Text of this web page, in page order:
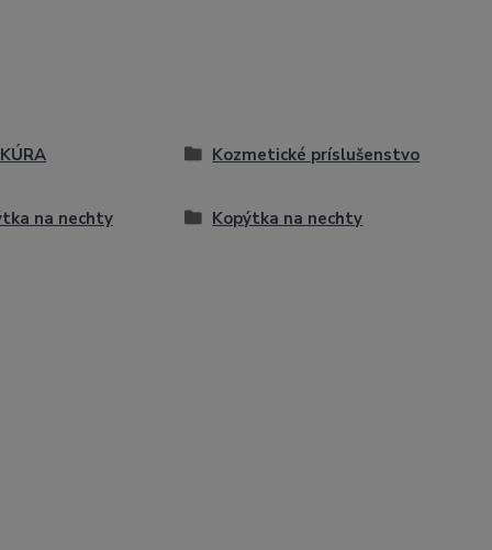
Kozmetické príslušenstvo
na nechty Kopýtka na nechty